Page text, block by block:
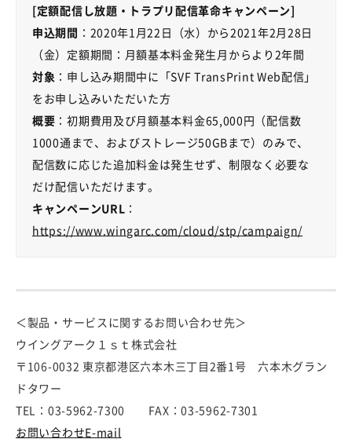
[定額配信し放題・トラプリ配信革命キャンペーン]
申込期間 ： 2020年1月22 日（水）から2021年2月28日
（金）定額期間：月額基本料金発生月からより 2年間
対象 ：申し込み期間中に「SVF TransPrint Web配信」
をお申し込みいただいた方
概要 ：初期費用及び月額基本料金65,000円（配信数
1000通まで、およびストレージ50GBまで）のみで、
配信数に応じた追加料金は発生せず、制限なく必要な
だけ配信いただけます。
キャンペーンURL ：
https://www.wingarc.com/cloud/stp/campaign/
＜製品・サービスに関するお問い合わせ先＞
ウイングアーク１ｓｔ株式会社
〒106-0032 東京都港区六本木三丁目2番1号 六本木グラン
ドタワー
TEL：03-5962-7300 FAX：03-5962-7301
お問い合わせE-mail